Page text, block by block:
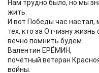
Нам трудно было, но мы
жить.
И вот Победы час настал,
тех, кто за Отчизну
вечно помнить будем.
Валентин ЕРЁМИН,
почётный ветеран
войны.